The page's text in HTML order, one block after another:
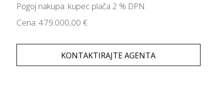
Pogoj nakupa: kupec plača 2 % DPN.
Cena: 479.000,00 €
KONTAKTIRAJTE AGENTA